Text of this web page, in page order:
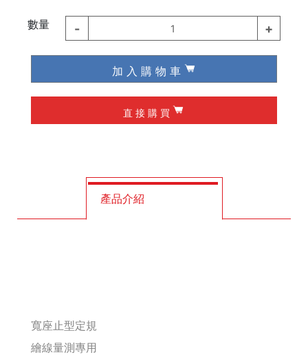
德國 Wiha / Wera
起子類
槌子
修皮刀 / 刮刀
Makita 機台
數量 - 1 +
加 入 購 物 車
直 接 購 買
產品介紹
寬座止型定規
繪線量測專用